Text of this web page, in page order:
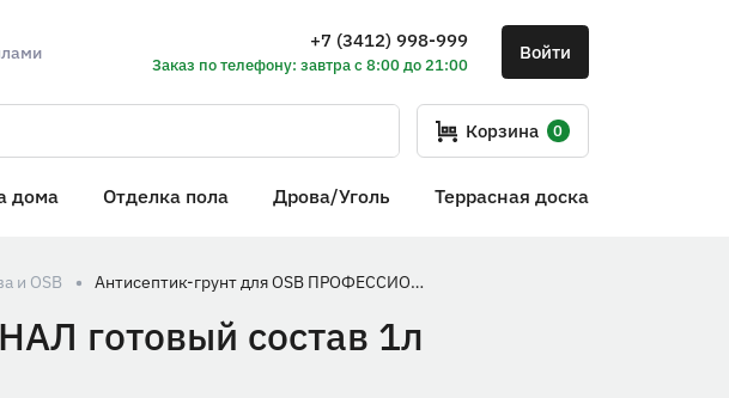
+7 (3412) 998-999
Заказ по телефону: завтра с 8:00 до 21:00
Войти
Корзина 0
дома Отделка пола Дрова/Уголь Террасная доска
и OSB Антисептик-грунт для OSB ПРОФЕССИОНАЛ готовый состав 1л
готовый состав 1л